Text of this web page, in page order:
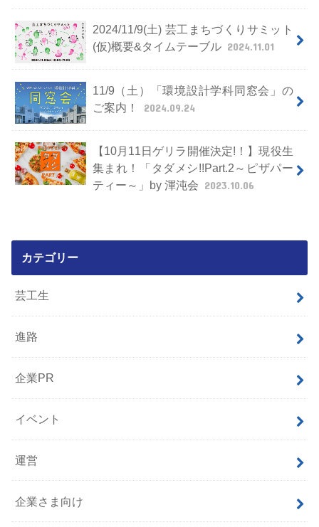
2024/11/9(土) 芸工まちづくりサミット
(仮)概要&タイムテーブル 2024.11.01
11/9（土）「環境設計学科同窓会」の
ご案内！
2024.09.24
【10月11日ゲリラ開催決定!！】現役生
集まれ！「タダメシ!!Part.2～ピザパー
ティー～」by 渾沌会 2023.10.06
カテゴリー
芸工生
進路
企業PR
イベント
運営
企業さま向け